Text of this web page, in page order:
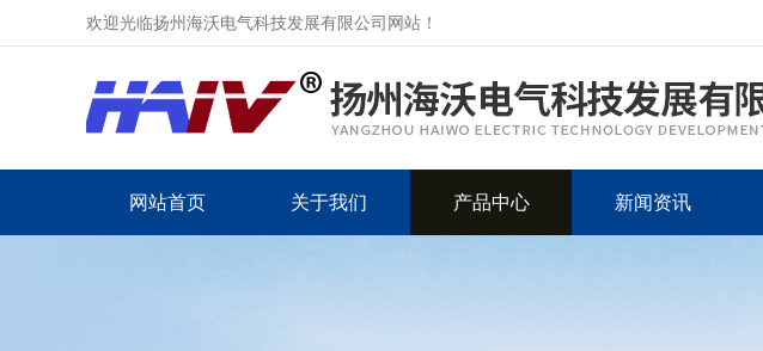
欢迎光临扬州海沃电气科技发展有限公司网站！
网站首页 关于我们 产品中心 新闻资讯